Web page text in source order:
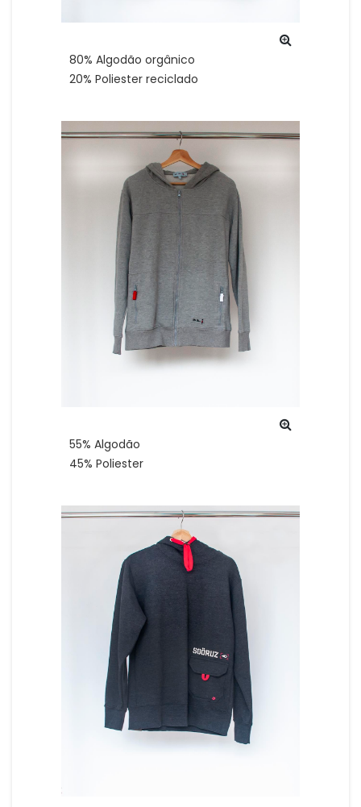
80% Algodão orgânico
20% Poliester reciclado
55% Algodão
45% Poliester